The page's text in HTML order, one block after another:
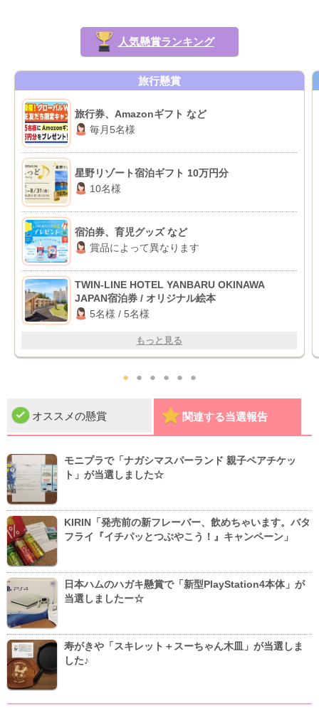
人気懸賞ランキング
旅行懸賞
旅行券、Amazonギフト など
毎月5名様
星野リゾート宿泊ギフト 10万円分
10名様
宿泊券、育児グッズ など
賞品によって異なります
TWIN-LINE HOTEL YANBARU OKINAWA
JAPAN宿泊券 / オリジナル絵本
5名様 / 5名様
もっと見る
● ● ● ● ● ●
オススメの懸賞 関連する当選報告
モニプラで「ナガシマスパーランド 親子ペアチケッ
ト」が当選しました☆
KIRIN「発売前の新フレーバー、飲めちゃいます。バタ
フライ『イチパッとつぶやこう！』キャンペーン」
日本ハムのハガキ懸賞で「新型PlayStation4本体」が
当選しましたー☆
寿がきや「スキレット＋スーちゃん木皿」が当選しま
した♪